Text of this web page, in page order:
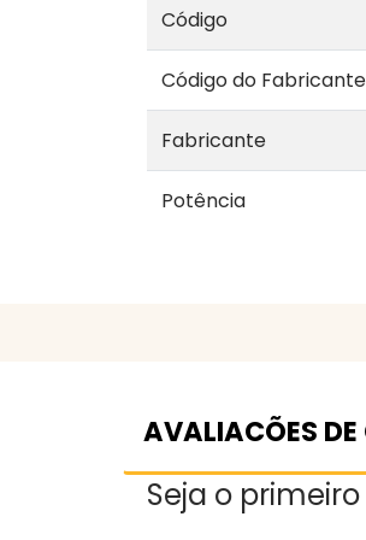
Código
Código do Fabricante
Fabricante
Potência
AVALIACÕES DE
Seja o